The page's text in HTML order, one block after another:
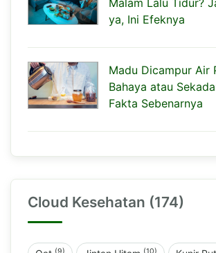
ya, Ini Efeknya
Madu Dicampur Air
Bahaya atau
Fakta Sebenarnya
Cloud Kesehatan (174)
(9) (10)